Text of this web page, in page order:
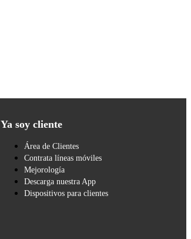
Ya soy cliente
Área de Clientes
Contrata líneas móviles
Mejorología
Descarga nuestra App
Dispositivos para clientes